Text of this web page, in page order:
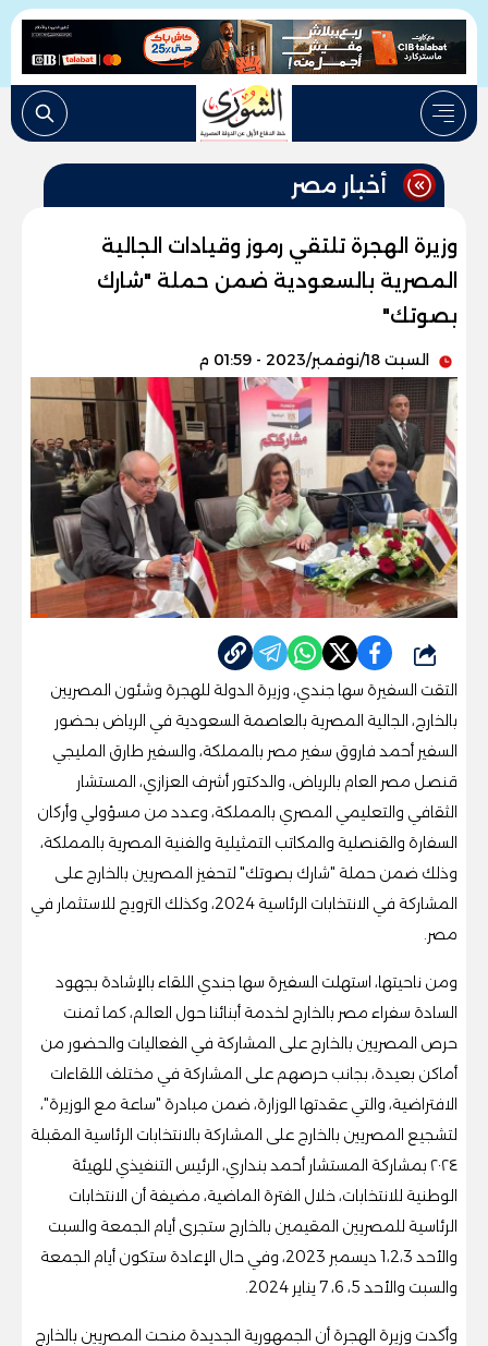
أخبار مصر
وزيرة الهجرة تلتقي رموز وقيادات الجالية
المصرية بالسعودية ضمن حملة "شارك
بصوتك"
السبت 18/نوفمبر/2023 - 01:59 م
شارك
التقت السفيرة سها جندي، وزيرة الدولة للهجرة وشئون المصريين
بالخارج، الجالية المصرية بالعاصمة السعودية في الرياض بحضور
السفير أحمد فاروق سفير مصر بالمملكة، والسفير طارق المليجي
قنصل مصر العام بالرياض، والدكتور أشرف العزازي، المستشار
الثقافي والتعليمي المصري بالمملكة، وعدد من مسؤولي وأركان
السفارة والقنصلية والمكاتب التمثيلية والفنية المصرية بالمملكة،
وذلك ضمن حملة "شارك بصوتك" لتحفيز المصريين بالخارج على
المشاركة في الانتخابات الرئاسية 2024، وكذلك الترويج للاستثمار في
مصر.
ومن ناحيتها، استهلت السفيرة سها جندي اللقاء بالإشادة بجهود
السادة سفراء مصر بالخارج لخدمة أبنائنا حول العالم، كما ثمنت
حرص المصريين بالخارج على المشاركة في الفعاليات والحضور من
أماكن بعيدة، بجانب حرصهم على المشاركة في مختلف اللقاءات
الافتراضية، والتي عقدتها الوزارة، ضمن مبادرة "ساعة مع الوزيرة"،
لتشجيع المصريين بالخارج على المشاركة بالانتخابات الرئاسية المقبلة
٢٠٢٤ بمشاركة المستشار أحمد بنداري، الرئيس التنفيذي للهيئة
الوطنية للانتخابات، خلال الفترة الماضية، مضيفة أن الانتخابات
الرئاسية للمصريين المقيمين بالخارج ستجرى أيام الجمعة والسبت
والأحد 1،2،3 ديسمبر 2023، وفي حال الإعادة ستكون أيام الجمعة
والسبت والأحد 5، 6، 7 يناير 2024.
وأكدت وزيرة الهجرة أن الجمهورية الجديدة منحت المصريين بالخارج